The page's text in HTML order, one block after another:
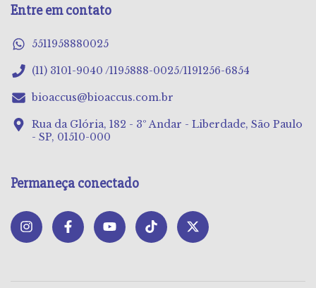
Entre em contato
5511958880025
(11) 3101-9040 /1195888-0025/1191256-6854
bioaccus@bioaccus.com.br
Rua da Glória, 182 - 3º Andar - Liberdade, São Paulo
- SP, 01510-000
Permaneça conectado